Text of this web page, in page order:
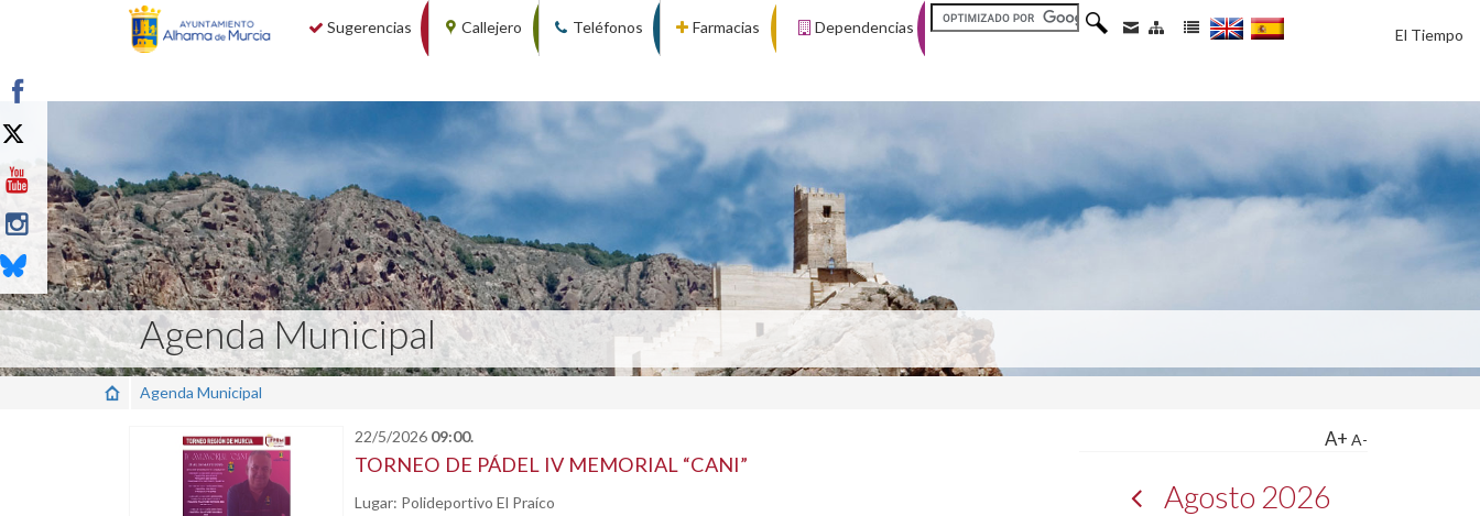
Sugerencias Callejero Teléfonos Farmacias Dependencias El Tiempo
Agenda Municipal
Agenda Municipal
22/5/2026 09:00.
TORNEO DE PÁDEL IV MEMORIAL “CANI”
Lugar: Polideportivo El Praíco
A+ A-
Agosto 2026